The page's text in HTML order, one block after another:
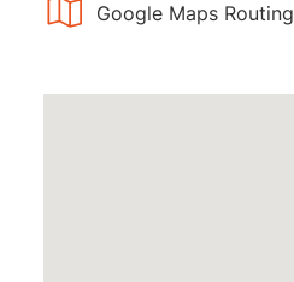
Google Maps Routing